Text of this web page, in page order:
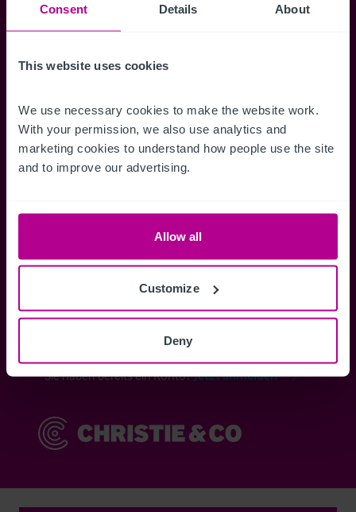
Consent Details About
This website uses cookies
We use necessary cookies to make the website work.
With your permission, we also use analytics and
marketing cookies to understand how people use the site
and to improve our advertising.
Allow all
Customize
Deny
Benachrichtigungen für neuen Objekten zu
Zugriff auf alle
Informationen
Verkaufsmandate - exklusiv für
Speichern
Suchkriterien
Sie haben bereits ein Konto? Jetzt anmelden